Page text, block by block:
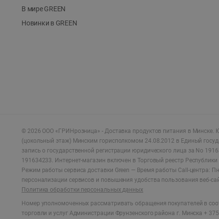
В мире GREEN
Новинки в GREEN
© 2026 ООО «ГРИНрозница» - Доставка продуктов питания в Минске.
(цокольный этаж) Минским горисполкомом 24.08.2012 в Единый
запись о государственной регистрации юридического лица за No
191634233. Интернет-магазин включен в Торговый реестр
Режим работы сервиса доставки Green — Время работы Call-центра:
персонализации сервисов и повышения удобства пользования веб-
Политика обработки персональных данных
Номер уполномоченных рассматривать обращения покупателей в
торговли и услуг Администрации Фрунзенского района г. Минска +